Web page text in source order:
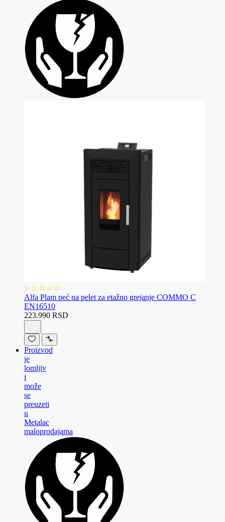
Alfa Plam peć na pelet za etažno grejanje COMMO C
EN16510
223.990 RSD
Proizvod
je
lomljiv
i
može
se
preuzeti
u
Metalac
maloprodajama